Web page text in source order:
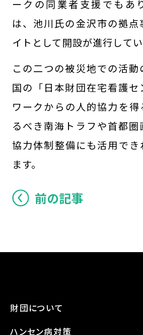
ークの同業者支援でもあ
は、池川氏の金沢市の拠点
イトとして開設が進行してい
この二つの被災地での活
国の「日本財団在宅看護セ
ワークからの人的協力を
るべき南海トラフや首都
協力体制整備にも活用でき
ます。
前の記事
財団について
ハンセン病対策